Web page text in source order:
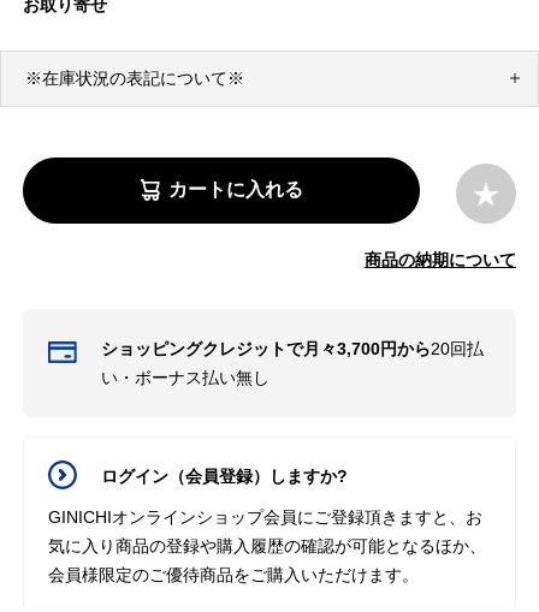
お取り寄せ
※在庫状況の表記について※
カートに入れる
商品の納期について
ショッピングクレジットで月々3,700円から20回払
い・ボーナス払い無し
ログイン（会員登録）しますか?
GINICHIオンラインショップ会員にご登録頂きますと、お
気に入り商品の登録や購入履歴の確認が可能となるほか、
会員様限定のご優待商品をご購入いただけます。